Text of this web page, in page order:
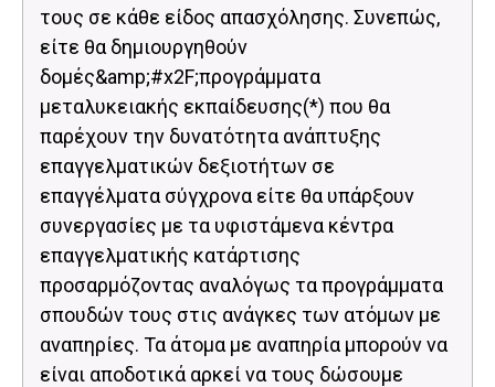
τους σε κάθε είδος απασχόλησης. Συνεπώς,
είτε θα δημιουργηθούν
δομές&amp;#x2F;προγράμματα
μεταλυκειακής εκπαίδευσης(*) που θα
παρέχουν την δυνατότητα ανάπτυξης
επαγγελματικών δεξιοτήτων σε
επαγγέλματα σύγχρονα είτε θα υπάρξουν
συνεργασίες με τα υφιστάμενα κέντρα
επαγγελματικής κατάρτισης
προσαρμόζοντας αναλόγως τα προγράμματα
σπουδών τους στις ανάγκες των ατόμων με
αναπηρίες. Τα άτομα με αναπηρία μπορούν να
είναι αποδοτικά αρκεί να τους δώσουμε